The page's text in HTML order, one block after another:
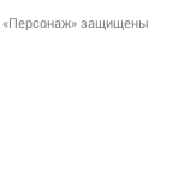
защищены